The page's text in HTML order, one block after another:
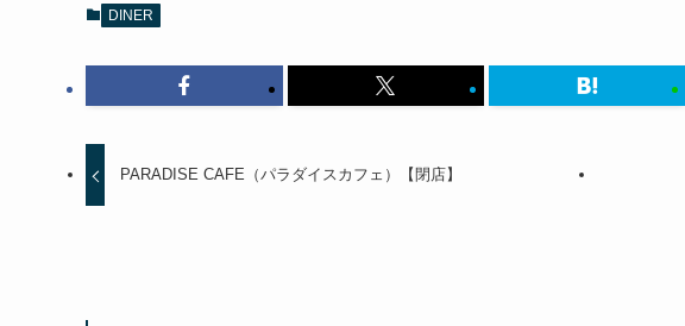
DINER
PARADISE CAFE（パラダイスカフェ）【閉店】